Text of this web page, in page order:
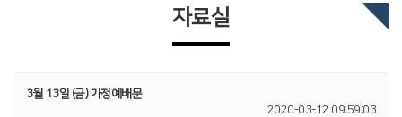
자료실
3월 13일 (금) 가정예배문
2020-03-12 09:59:03